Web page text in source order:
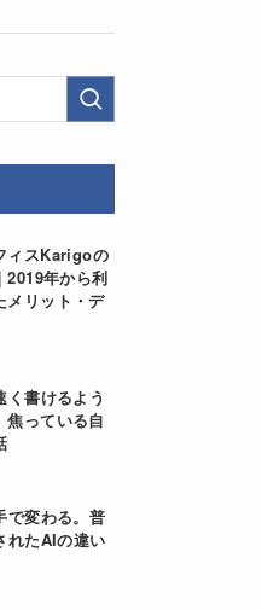
ィスKarigoの
2019年から利
メリット・デ
書けるよう
焦っている自
で変わる。普
れたAIの違い